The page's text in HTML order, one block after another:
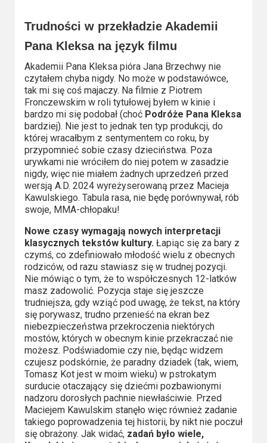
2014
Trudności w przekładzie Akademii
Pana Kleksa na język filmu
Akademii Pana Kleksa pióra Jana Brzechwy nie
czytałem chyba nigdy. No może w podstawówce,
tak mi się coś majaczy. Na filmie z Piotrem
Fronczewskim w roli tytułowej byłem w kinie i
bardzo mi się podobał (choć Podróże Pana Kleksa
bardziej). Nie jest to jednak ten typ produkcji, do
której wracałbym z sentymentem co roku, by
przypomnieć sobie czasy dzieciństwa. Poza
urywkami nie wróciłem do niej potem w zasadzie
nigdy, więc nie miałem żadnych uprzedzeń przed
wersją A.D. 2024 wyreżyserowaną przez Macieja
Kawulskiego. Tabula rasa, nie będę porównywał, rób
swoje, MMA-chłopaku!
Nowe czasy wymagają nowych interpretacji
klasycznych tekstów kultury. Łapiąc się za bary z
czymś, co zdefiniowało młodość wielu z obecnych
rodziców, od razu stawiasz się w trudnej pozycji.
Nie mówiąc o tym, że to współczesnych 12-latków
masz zadowolić. Pozycja staje się jeszcze
trudniejsza, gdy wziąć pod uwagę, że tekst, na który
się porywasz, trudno przenieść na ekran bez
niebezpieczeństwa przekroczenia niektórych
mostów, których w obecnym kinie przekraczać nie
możesz. Podświadomie czy nie, będąc widzem
czujesz podskórnie, że paradny dziadek (tak, wiem,
Tomasz Kot jest w moim wieku) w pstrokatym
surducie otaczający się dziećmi pozbawionymi
nadzoru dorosłych pachnie niewłaściwie. Przed
Maciejem Kawulskim stanęło więc również zadanie
takiego poprowadzenia tej historii, by nikt nie poczuł
się obrażony. Jak widać, zadań było wiele,